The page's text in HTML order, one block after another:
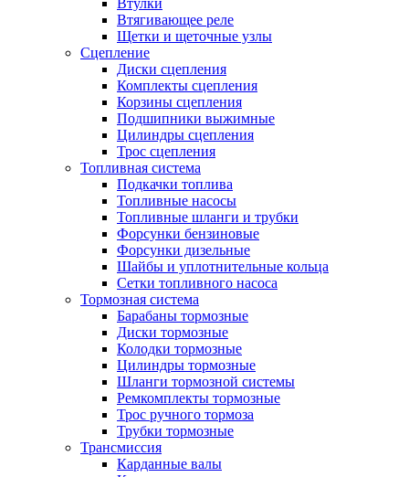
Втулки
Втягивающее реле
Щетки и щеточные узлы
Сцепление
Диски сцепления
Комплекты сцепления
Корзины сцепления
Подшипники выжимные
Цилиндры сцепления
Трос сцепления
Топливная система
Подкачки топлива
Топливные насосы
Топливные шланги и трубки
Форсунки бензиновые
Форсунки дизельные
Шайбы и уплотнительные кольца
Сетки топливного насоса
Тормозная система
Барабаны тормозные
Диски тормозные
Колодки тормозные
Цилиндры тормозные
Шланги тормозной системы
Ремкомплекты тормозные
Трос ручного тормоза
Трубки тормозные
Трансмиссия
Карданные валы